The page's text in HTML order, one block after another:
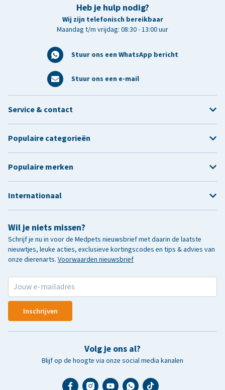
Heb je hulp nodig?
Wij zijn telefonisch bereikbaar
Maandag t/m vrijdag: 08:30 - 13:00 uur
Stuur ons een WhatsApp bericht
Stuur ons een e-mail
Wil je niets missen?
Schrijf je nu in voor de Medpets nieuwsbrief met daarin de laatste
nieuwtjes, leuke acties, exclusieve kortingscodes en tips & advies van
onze dierenarts. Voorwaarden nieuwsbrief
Inschrijven
Volg je ons al?
Blijf op de hoogte via onze social media kanalen
Service & contact
Populaire categorieën
Populaire merken
Internationaal